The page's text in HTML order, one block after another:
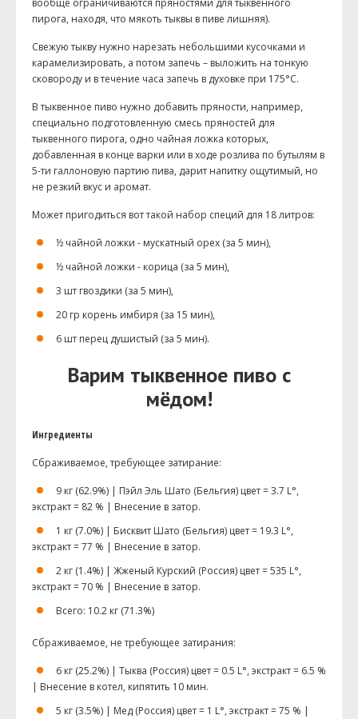
вообще ограничиваются пряностями для тыквенного
пирога, находя, что мякоть тыквы в пиве лишняя).
Свежую тыкву нужно нарезать небольшими кусочками и
карамелизировать, а потом запечь – выложить на тонкую
сковороду и в течение часа запечь в духовке при 175°C.
В тыквенное пиво нужно добавить пряности, например,
специально подготовленную смесь пряностей для
тыквенного пирога, одно чайная ложка которых,
добавленная в конце варки или в ходе розлива по бутылям в
5-ти галлоновую партию пива, дарит напитку ощутимый, но
не резкий вкус и аромат.
Может пригодиться вот такой набор специй для 18 литров:
½ чайной ложки - мускатный орех (за 5 мин),
½ чайной ложки - корица (за 5 мин),
3 шт гвоздики (за 5 мин),
20 гр корень имбиря (за 15 мин),
6 шт перец душистый (за 5 мин).
Варим тыквенное пиво с
мёдом!
Ингредиенты
Сбраживаемое, требующее затирание:
9 кг (62.9%) | Пэйл Эль Шато (Бельгия) цвет = 3.7 L°,
экстракт = 82 % | Внесение в затор.
1 кг (7.0%) | Бисквит Шато (Бельгия) цвет = 19.3 L°,
экстракт = 77 % | Внесение в затор.
2 кг (1.4%) | Жженый Курский (Россия) цвет = 535 L°,
экстракт = 70 % | Внесение в затор.
Всего: 10.2 кг (71.3%)
Сбраживаемое, не требующее затирания:
6 кг (25.2%) | Тыква (Россия) цвет = 0.5 L°, экстракт = 6.5 %
| Внесение в котел, кипятить 10 мин.
5 кг (3.5%) | Мед (Россия) цвет = 1 L°, экстракт = 75 % |